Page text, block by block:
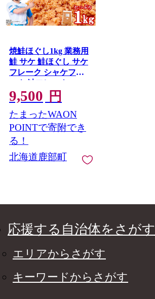
焼鮭ほぐし1kg 業務用
鮭 サケ 鮭ほぐし サケ
フレーク シャケフレ
ーク 鮭フレーク
9,500 円
たまったWAON
POINTで寄附でき
る！
北海道鹿部町
応援する自治体をさがす
エリアからさがす
キーワードからさがす